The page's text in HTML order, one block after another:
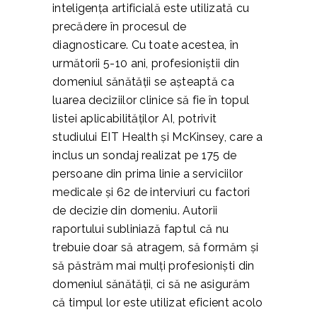
inteligența artificială este utilizată cu
precădere în procesul de
diagnosticare. Cu toate acestea, în
următorii 5-10 ani, profesioniștii din
domeniul sănătății se așteaptă ca
luarea deciziilor clinice să fie în topul
listei aplicabilităților AI, potrivit
studiului EIT Health și McKinsey, care a
inclus un sondaj realizat pe 175 de
persoane din prima linie a serviciilor
medicale și 62 de interviuri cu factori
de decizie din domeniu. Autorii
raportului subliniază faptul că nu
trebuie doar să atragem, să formăm și
să păstrăm mai mulți profesioniști din
domeniul sănătății, ci să ne asigurăm
că timpul lor este utilizat eficient acolo